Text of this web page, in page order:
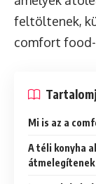
feltöltenek,
comfort
Mi is az a
A téli konyha
átmelegítenek